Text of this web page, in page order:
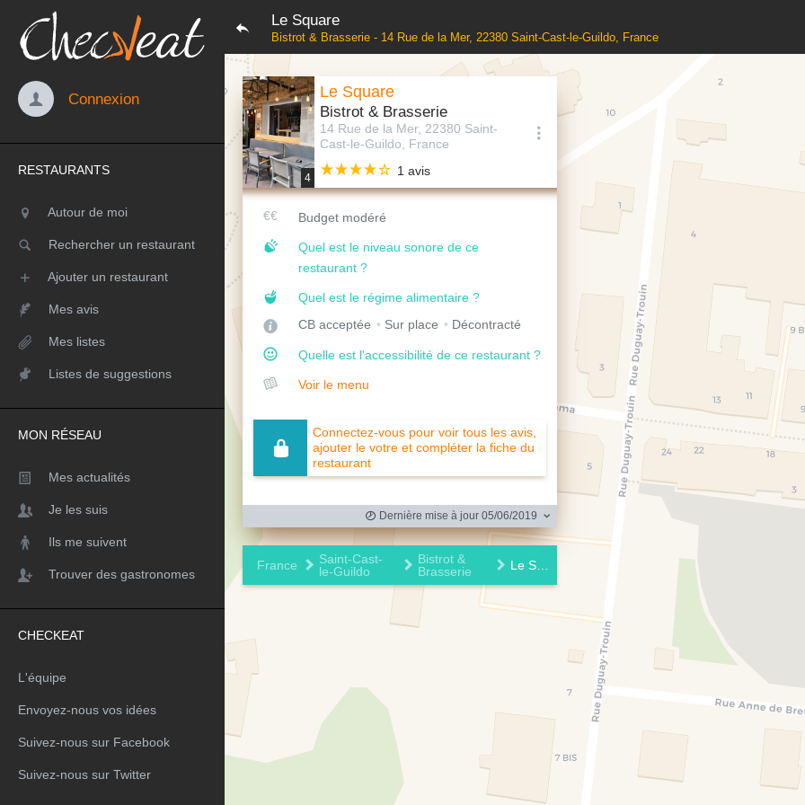
Le Square
Bistrot & Brasserie - 14 Rue de la Mer, 22380 Saint-Cast-le-Guildo, France
Connexion
RESTAURANTS
Autour de moi
Rechercher un restaurant
Ajouter un restaurant
Mes avis
Mes listes
Listes de suggestions
MON RÉSEAU
Mes actualités
Je les suis
Ils me suivent
Trouver des gastronomes
CHECKEAT
L'équipe
Envoyez-nous vos idées
Suivez-nous sur Facebook
Suivez-nous sur Twitter
4
Le Square
Bistrot & Brasserie
14 Rue de la Mer, 22380 Saint-
Cast-le-Guildo, France
1 avis
Budget modéré
Quel est le niveau sonore de ce
restaurant ?
Quel est le régime alimentaire ?
CB acceptée
Sur place Décontracté
Quelle est l'accessibilité de ce restaurant ?
Voir le menu
Connectez-vous pour voir tous les avis,
ajouter le votre et compléter la fiche du
restaurant
Dernière mise à jour 05/06/2019
France
Saint-Cast-
le-Guildo
Bistrot &
Brasserie
Le Square